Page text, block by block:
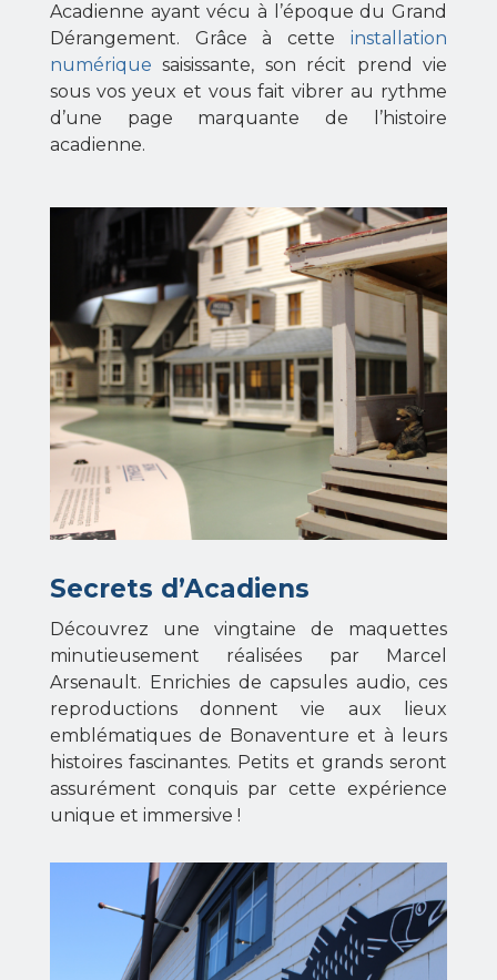
Acadienne ayant vécu à l’époque du Grand
Dérangement. Grâce à cetteinstallation
numérique saisissante, son récit prend vie
sous vos yeux et vous fait vibrer au rythme
d’une page marquante de l’histoire
acadienne.
Secrets d’Acadiens
Découvrez une vingtaine de maquettes
minutieusement réalisées par Marcel
Arsenault. Enrichies de capsules audio, ces
reproductions donnent vie aux lieux
emblématiques de Bonaventure et à leurs
histoires fascinantes. Petits et grands seront
assurément conquis par cette expérience
unique et immersive !